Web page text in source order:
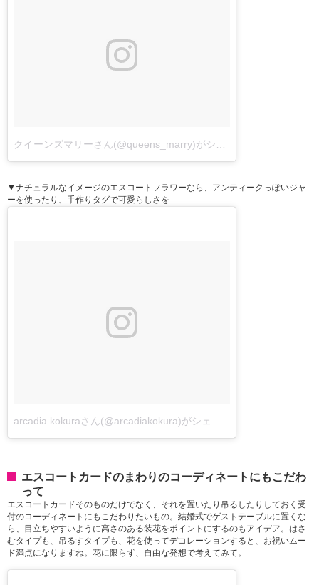
▼ナチュラルなイメージのエスコートフラワーなら、アンティークっぽいジャ
ーを使ったり、手作りタグで可愛らしさを
エスコートカードのまわりのコーディネートにもこだわ
って
エスコートカードそのものだけでなく、それを置いたり吊るしたりしておく受
付のコーディネートにもこだわりたいもの。結婚式でゲストテーブルに置くな
ら、目立ちやすいように高さのある装花をポイントにするのもアイデア。はさ
むタイプも、吊るすタイプも、花を使ってデコレーションすると、お祝いムー
ド満点になりますね。花に限らず、自由な発想で考えてみて。